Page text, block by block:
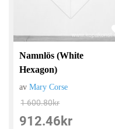
Namnlös (White
Hexagon)
avMary Corse
1 600.80kr
912.46 kr